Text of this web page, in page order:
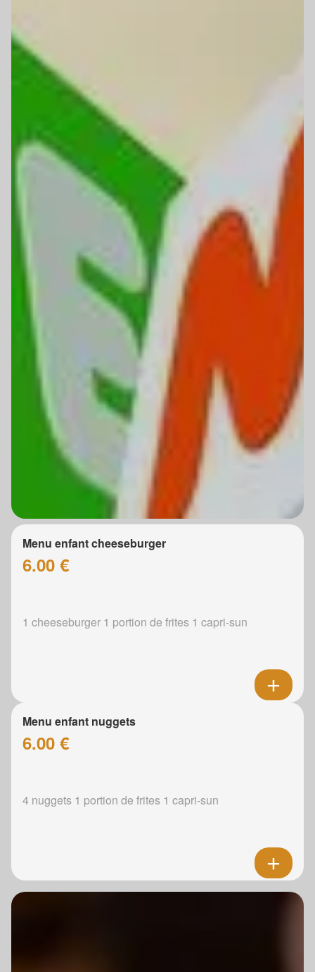
Menu enfant cheeseburger
6.00 €
1 cheeseburger 1 portion de frites 1 capri-sun
Menu enfant nuggets
6.00 €
4 nuggets 1 portion de frites 1 capri-sun